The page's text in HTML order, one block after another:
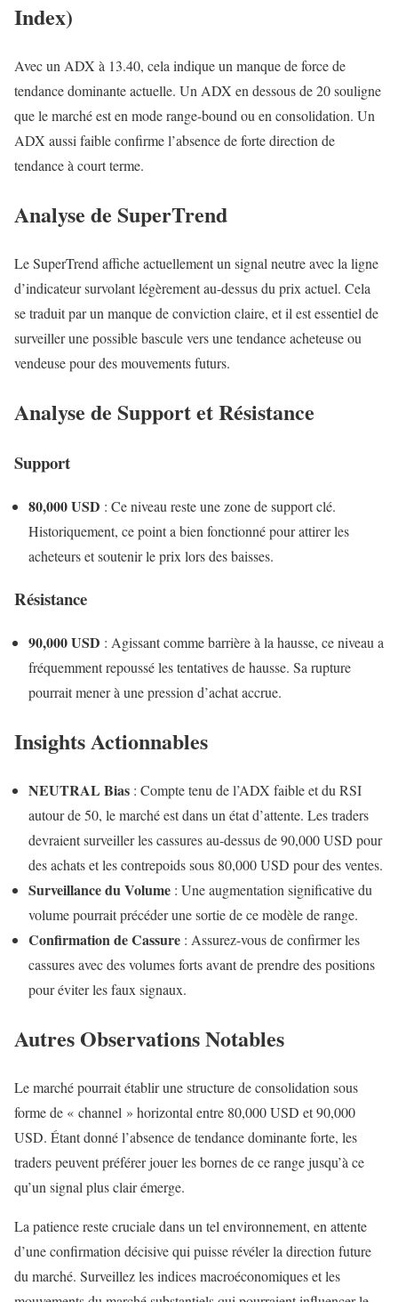
Index)
Avec un ADX à 13.40, cela indique un manque de force de
tendance dominante actuelle. Un ADX en dessous de 20 souligne
que le marché est en mode range-bound ou en consolidation. Un
ADX aussi faible confirme l’absence de forte direction de
tendance à court terme.
Analyse de SuperTrend
Le SuperTrend affiche actuellement un signal neutre avec la ligne
d’indicateur survolant légèrement au-dessus du prix actuel. Cela
se traduit par un manque de conviction claire, et il est essentiel de
surveiller une possible bascule vers une tendance acheteuse ou
vendeuse pour des mouvements futurs.
Analyse de Support et Résistance
Support
80,000 USD : Ce niveau reste une zone de support clé.
Historiquement, ce point a bien fonctionné pour attirer les
acheteurs et soutenir le prix lors des baisses.
Résistance
90,000 USD : Agissant comme barrière à la hausse, ce niveau a
fréquemment repoussé les tentatives de hausse. Sa rupture
pourrait mener à une pression d’achat accrue.
Insights Actionnables
NEUTRAL Bias : Compte tenu de l’ADX faible et du RSI
autour de 50, le marché est dans un état d’attente. Les traders
devraient surveiller les cassures au-dessus de 90,000 USD pour
des achats et les contrepoids sous 80,000 USD pour des ventes.
Surveillance du Volume : Une augmentation significative du
volume pourrait précéder une sortie de ce modèle de range.
Confirmation de Cassure : Assurez-vous de confirmer les
cassures avec des volumes forts avant de prendre des positions
pour éviter les faux signaux.
Autres Observations Notables
Le marché pourrait établir une structure de consolidation sous
forme de « channel » horizontal entre 80,000 USD et 90,000
USD. Étant donné l’absence de tendance dominante forte, les
traders peuvent préférer jouer les bornes de ce range jusqu’à ce
qu’un signal plus clair émerge.
La patience reste cruciale dans un tel environnement, en attente
d’une confirmation décisive qui puisse révéler la direction future
du marché. Surveillez les indices macroéconomiques et les